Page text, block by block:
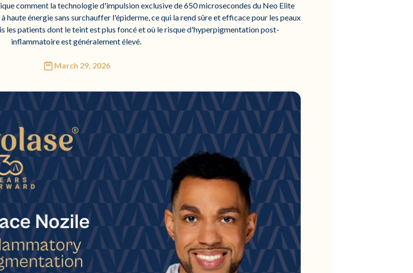
comment la technologie d'impulsion exclusive de 650 microsecondes du Neo Elite
énergie sans surchauffer l'épiderme, ce qui la rend sûre et efficace pour les peaux
les patients dont le teint est plus foncé et où le risque d'hyperpigmentation post-
inflammatoire est généralement élevé.
March 29, 2026